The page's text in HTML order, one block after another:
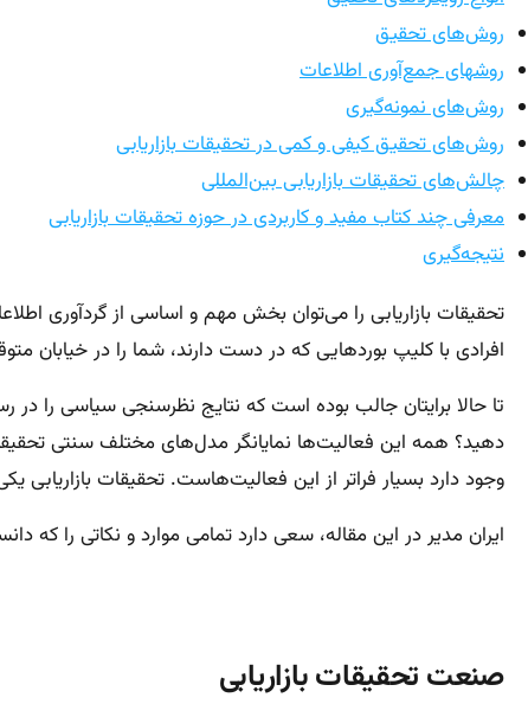
روش‌های تحقیق
روش‎های جمع‌آوری اطلاعات
روش‌های نمونه‌گیری
روش‌های تحقیق کیفی و کمی در تحقیقات بازاریابی
چالش‌های تحقیقات بازاریابی بین‌المللی
معرفی چند کتاب مفید و کاربردی در حوزه تحقیقات بازاریابی
نتیجه‌گیری
تحقیقات بازاریابی را می‌توان بخش مهم و اساسی از گردآوری
افرادی با کلیپ بوردهایی که در دست دارند، شما را در خیابان
تا حالا برایتان جالب بوده است که نتایج نظرسنجی سیاسی را در
دهید؟ همه این فعالیت‌ها نمایانگر مدل‌های مختلف سنتی
وجود دارد بسیار فراتر از این فعالیت‌هاست. تحقیقات
ایران مدیر در این مقاله، سعی دارد تمامی موارد و نکاتی را
صنعت تحقیقات بازاریابی